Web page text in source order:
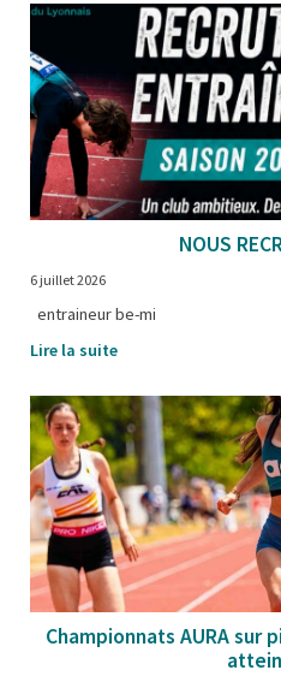
NOUS
6 juillet 2026
entraineur be-mi
Lire la suite
Championnats AURA sur